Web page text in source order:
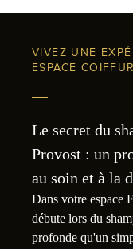
VIVEZ UNE
ESPACE
Le secret du
Provost : un
au soin et à la
Dans votre espace
débute lors du
profonde qu'un